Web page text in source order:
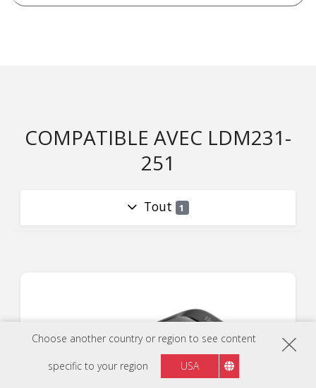
Choose another country or region to see content
specific to your region USA
COMPATIBLE AVEC LDM231-
251
Tout 1